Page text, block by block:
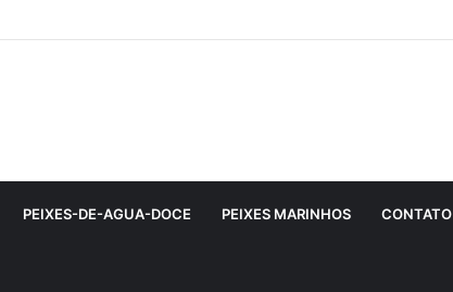
PEIXES-DE-AGUA-DOCE PEIXES MARINHOS CONTATO